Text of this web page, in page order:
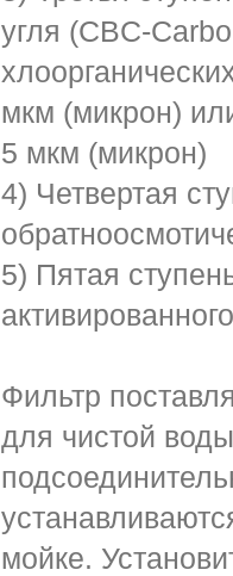
угля (CBC-
мкм (микрон)
5 мкм (микрон)
4) Четвертая
5) Пятая
Фильтр
для чистой
мойке.